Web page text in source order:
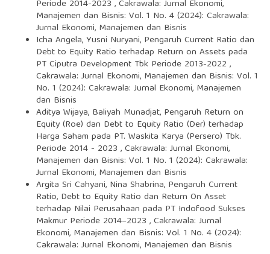
Periode 2014-2023 ,Cakrawala: Jurnal Ekonomi,
Manajemen dan Bisnis: Vol. 1 No. 4 (2024): Cakrawala:
Jurnal Ekonomi, Manajemen dan Bisnis
Icha Angela, Yusni Nuryani, Pengaruh Current Ratio dan
Debt to Equity Ratio terhadap Return on Assets pada
PT Ciputra Development Tbk Periode 2013-2022 ,
Cakrawala: Jurnal Ekonomi, Manajemen dan Bisnis: Vol. 1
No. 1 (2024): Cakrawala: Jurnal Ekonomi, Manajemen
dan Bisnis
Aditya Wijaya, Baliyah Munadjat, Pengaruh Return on
Equity (Roe) dan Debt to Equity Ratio (Der) terhadap
Harga Saham pada PT. Waskita Karya (Persero) Tbk.
Periode 2014 - 2023 ,Cakrawala: Jurnal Ekonomi,
Manajemen dan Bisnis: Vol. 1 No. 1 (2024): Cakrawala:
Jurnal Ekonomi, Manajemen dan Bisnis
Argita Sri Cahyani, Nina Shabrina, Pengaruh Current
Ratio, Debt to Equity Ratio dan Return On Asset
terhadap Nilai Perusahaan pada PT Indofood Sukses
Makmur Periode 2014–2023 ,Cakrawala: Jurnal
Ekonomi, Manajemen dan Bisnis: Vol. 1 No. 4 (2024):
Cakrawala: Jurnal Ekonomi, Manajemen dan Bisnis